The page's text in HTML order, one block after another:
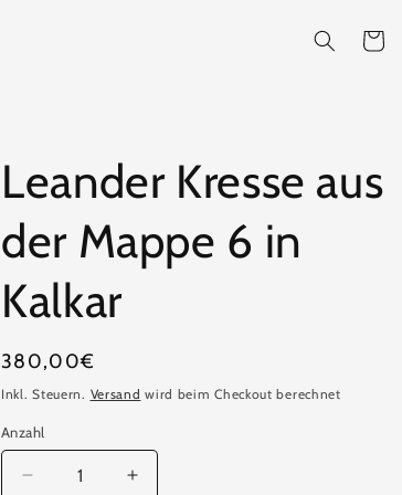
Warenkorb
Leander Kresse aus
der Mappe 6 in
Kalkar
Normaler
Preis
380,00€
Inkl. Steuern. Versand wird beim Checkout berechnet
Anzahl
Anzahl
Verringere
Erhöhe